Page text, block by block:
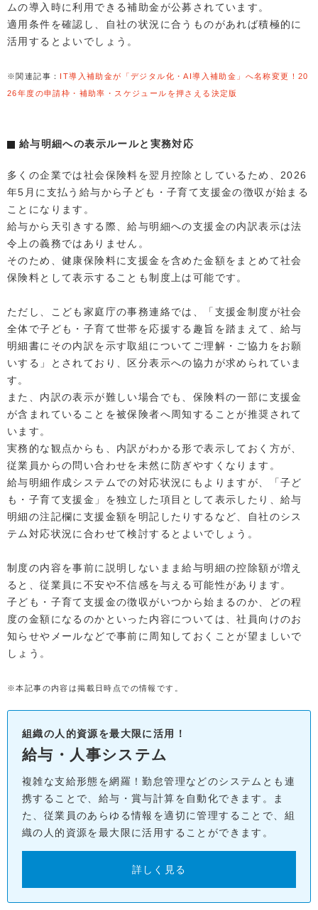
ムの導入時に利用できる補助金が公募されています。
適用条件を確認し、自社の状況に合うものがあれば積極的に
活用するとよいでしょう。
※関連記事： IT導入補助金が「デジタル化・AI導入補助金」へ名称変更！20
26年度の申請枠・補助率・スケジュールを押さえる決定版
給与明細への表示ルールと実務対応
多くの企業では社会保険料を翌月控除としているため、2026
年5月に支払う給与から子ども・子育て支援金の徴収が始まる
ことになります。
給与から天引きする際、給与明細への支援金の内訳表示は法
令上の義務ではありません。
そのため、健康保険料に支援金を含めた金額をまとめて社会
保険料として表示することも制度上は可能です。
ただし、こども家庭庁の事務連絡では、「支援金制度が社会
全体で子ども・子育て世帯を応援する趣旨を踏まえて、給与
明細書にその内訳を示す取組についてご理解・ご協力をお願
いする」とされており、区分表示への協力が求められていま
す。
また、内訳の表示が難しい場合でも、保険料の一部に支援金
が含まれていることを被保険者へ周知することが推奨されて
います。
実務的な観点からも、内訳がわかる形で表示しておく方が、
従業員からの問い合わせを未然に防ぎやすくなります。
給与明細作成システムでの対応状況にもよりますが、「子ど
も・子育て支援金」を独立した項目として表示したり、給与
明細の注記欄に支援金額を明記したりするなど、自社のシス
テム対応状況に合わせて検討するとよいでしょう。
制度の内容を事前に説明しないまま給与明細の控除額が増え
ると、従業員に不安や不信感を与える可能性があります。
子ども・子育て支援金の徴収がいつから始まるのか、どの程
度の金額になるのかといった内容については、社員向けのお
知らせやメールなどで事前に周知しておくことが望ましいで
しょう。
※本記事の内容は掲載日時点での情報です。
組織の人的資源を最大限に活用！
給与・人事システム
複雑な支給形態を網羅！勤怠管理などのシステムとも連
携することで、給与・賞与計算を自動化できます。ま
た、従業員のあらゆる情報を適切に管理することで、組
織の人的資源を最大限に活用することができます。
詳しく見る